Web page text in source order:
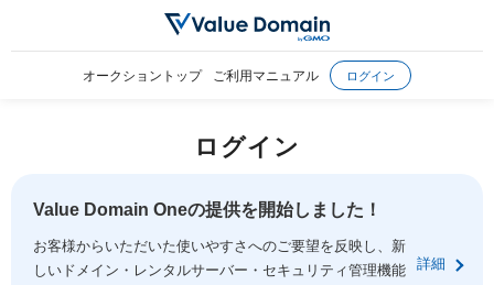
オークショントップ ご利用マニュアル ログイン
ログイン
Value Domain Oneの提供を開始しました！
お客様からいただいた使いやすさへのご要望を反映し、新
しいドメイン・レンタルサーバー・セキュリティ管理機能
詳細